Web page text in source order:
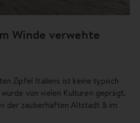
Winde verwehte
Zipfel Italiens ist keine typisch
von vielen Kulturen geprägt.
der zauberhaften Altstadt & im